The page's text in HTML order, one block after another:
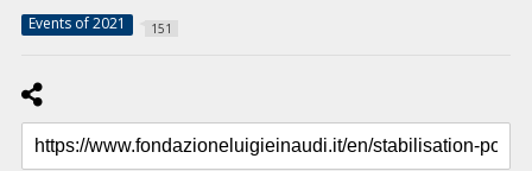
Events of 2021 151